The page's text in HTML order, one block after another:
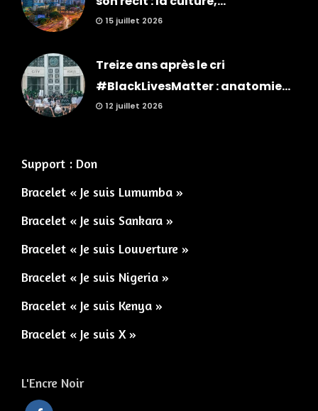
15 juillet 2026
Treize ans après le cri
#BlackLivesMatter : anatomie...
12 juillet 2026
Support : Don
Bracelet « Je suis Lumumba »
Bracelet « Je suis Sankara »
Bracelet « Je suis Louverture »
Bracelet « Je suis Nigeria »
Bracelet « Je suis Kenya »
Bracelet « Je suis X »
L'Encre Noir